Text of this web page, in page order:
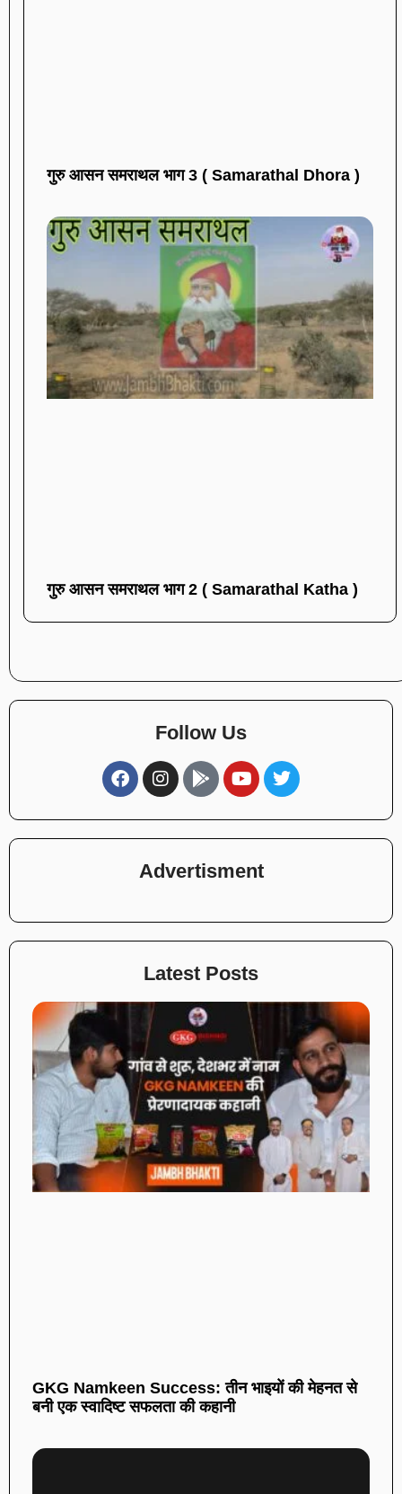
गुरु आसन समराथल भाग 3 ( Samarathal Dhora )
गुरु आसन समराथल भाग 2 ( Samarathal Katha )
Follow Us
Advertisment
Latest Posts
GKG Namkeen Success: तीन भाइयों की मेहनत से
बनी एक स्वादिष्ट सफलता की कहानी